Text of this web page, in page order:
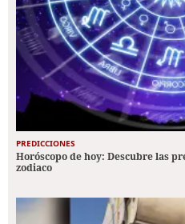
PREDICCIONES
Horóscopo de hoy: Descubre las
zodiaco